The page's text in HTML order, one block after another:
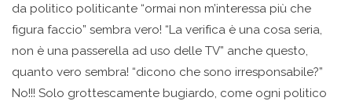
da politico politicante “ormai non m’interessa più che
figura faccio” sembra vero! “La verifica è una cosa seria,
non è una passerella ad uso delle TV” anche questo,
quanto vero sembra! “dicono che sono irresponsabile?”
No!!! Solo grottescamente bugiardo, come ogni politico